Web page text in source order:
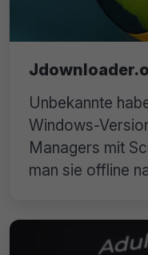
Unbekannte
Windows-
Managers mit
man sie offline